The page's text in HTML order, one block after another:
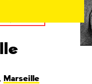
, Marseille